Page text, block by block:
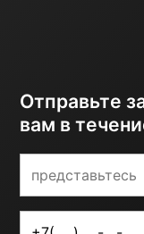
Отправьте
вам в